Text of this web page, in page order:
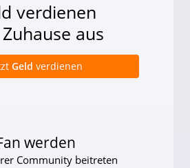
verdienen
aus
Geld verdienen
werden
Community beitreten